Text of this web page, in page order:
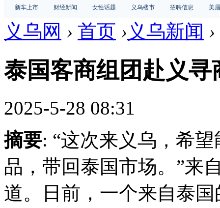
新车上市
财经新闻 女性话题 义乌楼市 招聘信息 美
义乌网 › 首页 › 义乌新闻 ›
泰国客商组团赴义寻
2025-5-28 08:31
摘要: “这次来义乌，希
品，带回泰国市场。”来
道。日前，一个来自泰